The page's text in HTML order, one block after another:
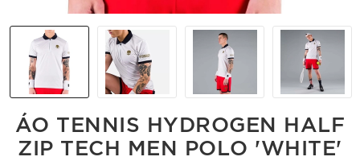
ÁO TENNIS HYDROGEN HALF
ZIP TECH MEN POLO 'WHITE'